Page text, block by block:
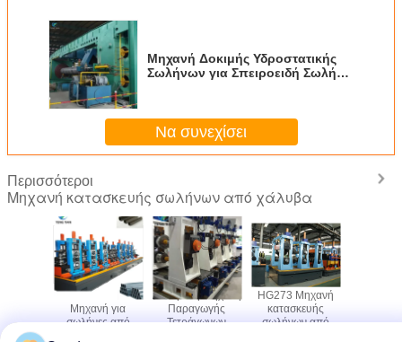
Μηχανή Δοκιμής Υδροστατικής
Σωλήνων για Σπειροειδή Σωλήνα
Να συνεχίσει
Περισσότεροι
Μηχανή κατασκευής σωλήνων από χάλυβα
χάλυβα
5mm
HRC CRC
Μηχανή για
σωλήνες από
Αυτόματη Μηχανή
Παραγωγής
Τετράγωνων
HG273 Μηχανή
κατασκευής
σωλήνων από